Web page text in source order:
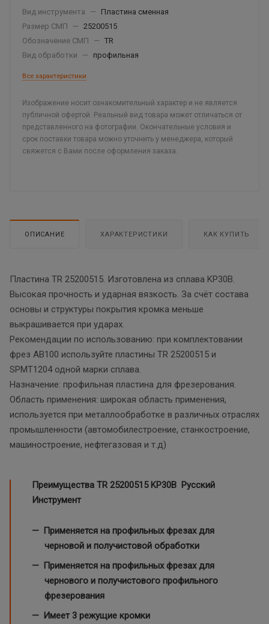
Вид инструмента —
Пластина сменная
Размер СМП
— 25200515
Обозначение СМП
— TR
Вид обработки
— профильная
Все характеристики
Изображение носит ознакомительный характер и не является
публичной офертой. Реальный вид товара может отличаться от
представленного на фотографии. Окончательные условия и
срок поставки товара можно уточнить у менеджера, который
свяжется с Вами после оформления заказа.
ОПИСАНИЕ ХАРАКТЕРИСТИКИ КАК КУПИТЬ
Пластина TR 25200515. Изготовлена из сплава KP30B.
Высокая прочность и ударная вязкость. За счёт состава
основы и структуры покрытия кромка меньше
выкрашивается при ударах.
Рекомендации по использованию: при комплектовании
фрез AB100 используйте пластины TR 25200515 и
SPMT1204 одной марки сплава.
Назначение: профильная пластина для фрезерования.
Область применения: широкая область применения,
используется при металлообработке в различных отраслях
промышленности (автомобилестроение, станкостроение,
машиностроение, нефтегазовая и т.д)
Преимущества TR 25200515KP30B Русский
Инструмент
Применяется на профильных фрезах для
черновой и получистовой обработки
Применяется на профильных фрезах для
чернового и получистового профильного
фрезерования
Имеет 3 режущие кромки